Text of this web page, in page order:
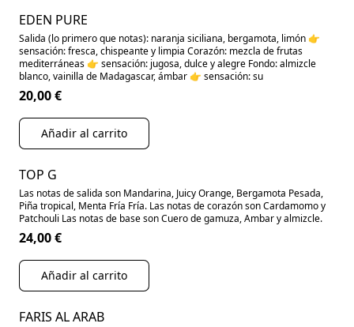
EDEN PURE
Salida (lo primero que notas): naranja siciliana, bergamota, limón 👉
sensación: fresca, chispeante y limpia Corazón: mezcla de frutas
mediterráneas 👉 sensación: jugosa, dulce y alegre Fondo: almizcle
blanco, vainilla de Madagascar, ámbar 👉 sensación: su
20,00 €
Añadir al carrito
TOP G
Las notas de salida son Mandarina, Juicy Orange, Bergamota Pesada,
Piña tropical, Menta Fría Fría. Las notas de corazón son Cardamomo y
Patchouli Las notas de base son Cuero de gamuza, Ambar y almizcle.
24,00 €
Añadir al carrito
FARIS AL ARAB